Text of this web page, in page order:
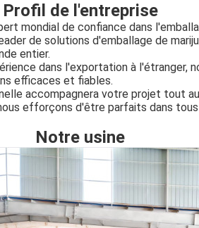
Profil de l'entreprise
mondial de confiance dans
de solutions d'emballage de
entier.
dans l'exportation à l'étranger,
efficaces et fiables.
accompagnera votre projet tout
efforçons d'être parfaits dans
Notre usine